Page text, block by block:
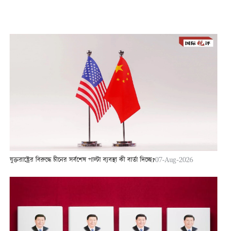
যুক্তরাষ্ট্রের বিরুদ্ধে চীনের সর্বশেষ পাল্টা ব্যবস্থা কী বার্তা দিচ্ছে?07-Aug-2026